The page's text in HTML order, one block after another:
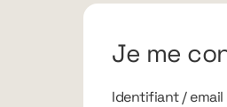
Je me
Identifiant / email